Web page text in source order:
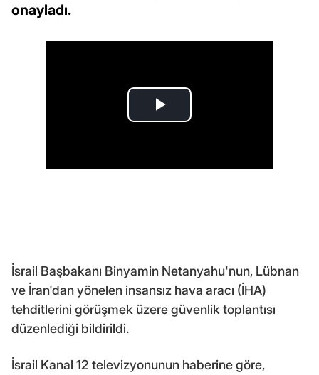
onayladı.
İsrail Başbakanı Binyamin Netanyahu'nun, Lübnan
ve İran'dan yönelen insansız hava aracı (İHA)
tehditlerini görüşmek üzere güvenlik toplantısı
düzenlediği bildirildi.
İsrail Kanal 12 televizyonunun haberine göre,